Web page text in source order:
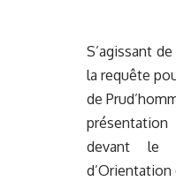
S’agissant
la requête
de
devant le